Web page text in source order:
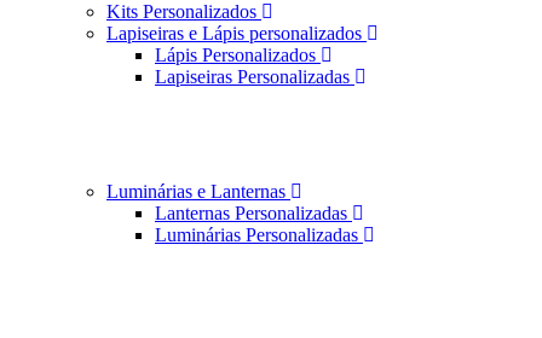
Kits Personalizados
Lapiseiras e Lápis personalizados
Lápis Personalizados
Lapiseiras Personalizadas
Luminárias e Lanternas
Lanternas Personalizadas
Luminárias Personalizadas